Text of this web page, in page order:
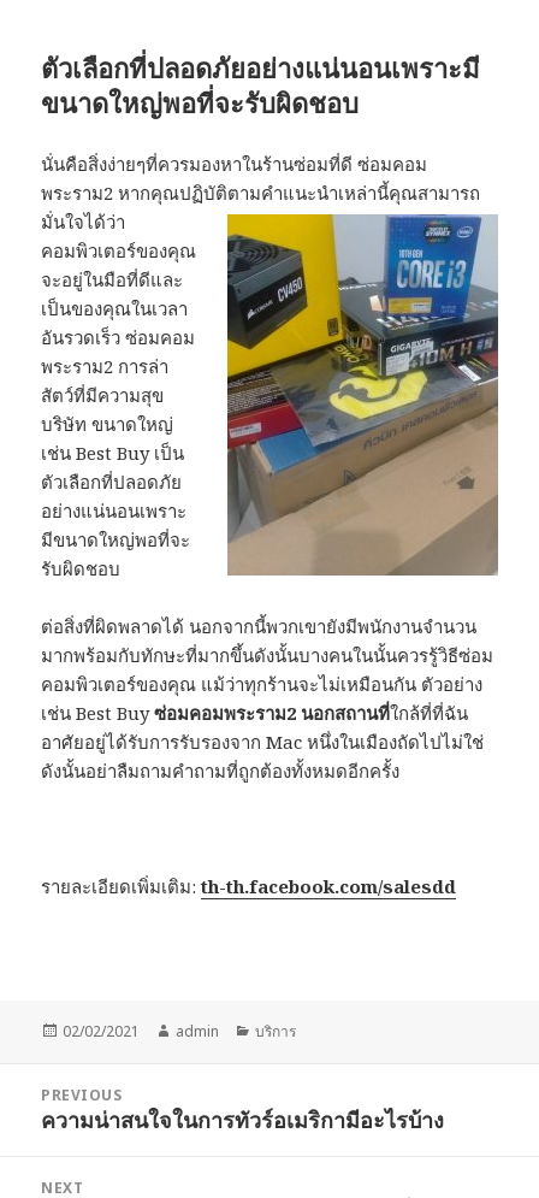
ตัวเลือกที่ปลอดภัยอย่างแน่นอนเพราะมี
ขนาดใหญ่พอที่จะรับผิดชอบ
นั่นคือสิ่งง่ายๆที่ควรมองหาในร้านซ่อมที่ดี ซ่อมคอม
พระราม2 หากคุณปฏิบัติตามคำแนะนำเหล่านี้คุณสามารถ
มั่นใจได้ว่า
คอมพิวเตอร์ของคุณ
จะอยู่ในมือที่ดีและ
เป็นของคุณในเวลา
อันรวดเร็ว ซ่อมคอม
พระราม2 การล่า
สัตว์ที่มีความสุข
บริษัท ขนาดใหญ่
เช่น Best Buy เป็น
ตัวเลือกที่ปลอดภัย
อย่างแน่นอนเพราะ
มีขนาดใหญ่พอที่จะ
รับผิดชอบ
ต่อสิ่งที่ผิดพลาดได้ นอกจากนี้พวกเขายังมีพนักงานจำนวน
มากพร้อมกับทักษะที่มากขึ้นดังนั้นบางคนในนั้นควรรู้วิธีซ่อม
คอมพิวเตอร์ของคุณ แม้ว่าทุกร้านจะไม่เหมือนกัน ตัวอย่าง
เช่น Best Buyซ่อมคอมพระราม2 นอกสถานที่ใกล้ที่ที่ฉัน
อาศัยอยู่ได้รับการรับรองจาก Mac หนึ่งในเมืองถัดไปไม่ใช่
ดังนั้นอย่าลืมถามคำถามที่ถูกต้องทั้งหมดอีกครั้ง
รายละเอียดเพิ่มเติม:th-th.facebook.com/salesdd
Posted
02/02/2021 Author
admin Categories
บริการ
navigation
PREVIOUS
Previous
ความน่าสนใจในการทัวร์อเมริกามีอะไรบ้าง
NEXT